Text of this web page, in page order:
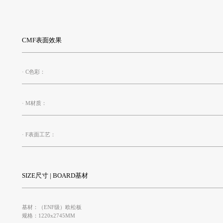
CMF表面效果
· C色彩：
· M材质：
· F表面工艺：
SIZE尺寸 | BOARD基材
基材：（ENF级）欧松板
规格：1220x2745MM